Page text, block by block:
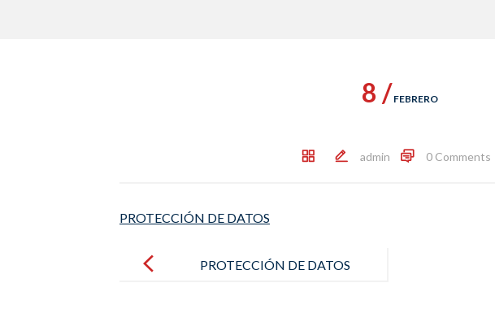
8 / FEBRERO
admin 0 Comments
PROTECCIÓN DE DATOS
navigation
PROTECCIÓN DE DATOS